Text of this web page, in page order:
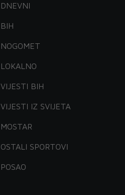
DNEVNI
BIH
NOGOMET
LOKALNO
VIJESTI BIH
VIJESTI IZ SVIJETA
MOSTAR
OSTALI SPORTOVI
POSAO